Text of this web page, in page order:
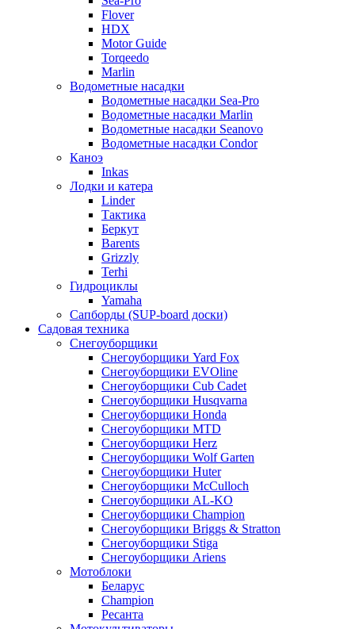
Flover
HDX
Motor Guide
Torqeedo
Marlin
Водометные насадки
Водометные насадки Sea-Pro
Водометные насадки Marlin
Водометные насадки Seanovo
Водометные насадки Condor
Каноэ
Inkas
Лодки и катера
Linder
Тактика
Беркут
Barents
Grizzly
Terhi
Гидроциклы
Yamaha
Сапборды (SUP-board доски)
Садовая техника
Снегоуборщики
Снегоуборщики Yard Fox
Снегоуборщики EVOline
Снегоуборщики Cub Cadet
Снегоуборщики Husqvarna
Снегоуборщики Honda
Снегоуборщики MTD
Снегоуборщики Herz
Снегоуборщики Wolf Garten
Снегоуборщики Huter
Снегоуборщики McCulloch
Снегоуборщики AL-KO
Снегоуборщики Champion
Снегоуборщики Briggs & Stratton
Снегоуборщики Stiga
Снегоуборщики Ariens
Мотоблоки
Беларус
Champion
Ресанта